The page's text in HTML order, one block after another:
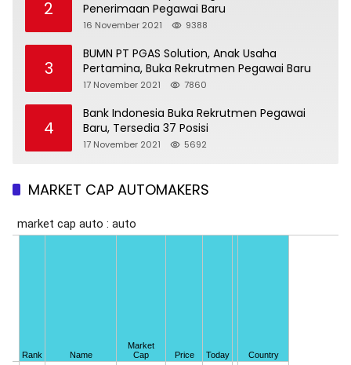
2
Penerimaan Pegawai Baru
16 November 2021 9388
3
BUMN PT PGAS Solution, Anak Usaha
Pertamina, Buka Rekrutmen Pegawai Baru
17 November 2021 7860
4
Bank Indonesia Buka Rekrutmen Pegawai
Baru, Tersedia 37 Posisi
17 November 2021 5692
MARKET CAP AUTOMAKERS